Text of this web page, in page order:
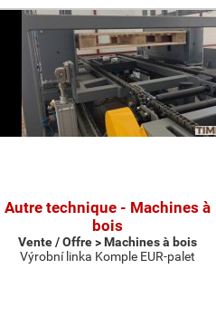
Autre technique - Machines à
bois
Vente / Offre > Machines à bois
Výrobní linka Komple EUR-palet